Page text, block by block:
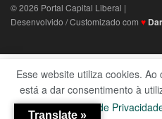
© 2026 Portal Capital Liberal |
Desenvolvido / Customizado com ♥
Translate »
Esse website utiliza cookies.
está a dar consentimento à
Política de